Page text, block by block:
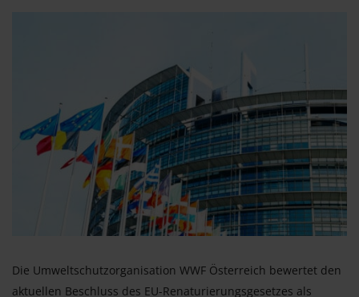
Die Umweltschutzorganisation WWF Österreich bewertet den
aktuellen Beschluss des EU-Renaturierungsgesetzes als